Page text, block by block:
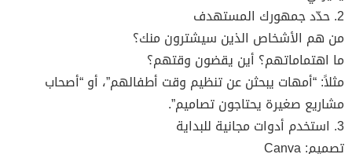
2. حدّد جمهورك المستهدف
من هم الأشخاص الذين سيشترون منك؟
ما اهتماماتهم؟ أين يقضون وقتهم؟
مثلاً: “أمهات يبحثن عن تنظيم وقت أطفالهم”، أو “أصحاب
مشاريع صغيرة يحتاجون تصاميم”.
3. استخدم أدوات مجانية للبداية
تصميم: Canva